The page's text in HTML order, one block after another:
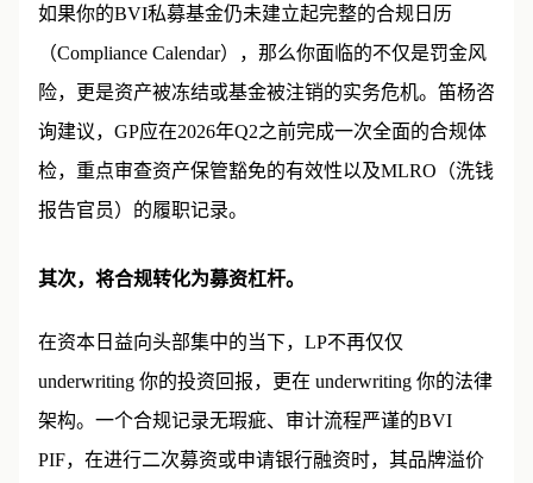
如果你的BVI私募基金仍未建立起完整的合规日历
（Compliance Calendar），那么你面临的不仅是罚金风
险，更是资产被冻结或基金被注销的实务危机。笛杨咨
询建议，GP应在2026年Q2之前完成一次全面的合规体
检，重点审查资产保管豁免的有效性以及MLRO（洗钱
在资本日益向头部集中的当下，LP不再仅仅
underwriting 你的投资回报，更在 underwriting 你的法律
架构。一个合规记录无瑕疵、审计流程严谨的BVI